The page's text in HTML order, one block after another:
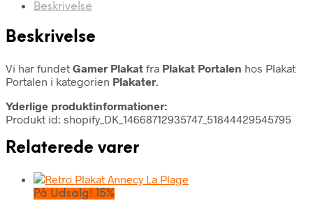
Beskrivelse
Beskrivelse
Vi har fundet Gamer Plakat fra Plakat Portalen hos Plakat
Portalen i kategorien Plakater.
Yderlige produktinformationer:
Produkt id: shopify_DK_14668712935747_51844429545795
Relaterede varer
På Udsalg! 15%